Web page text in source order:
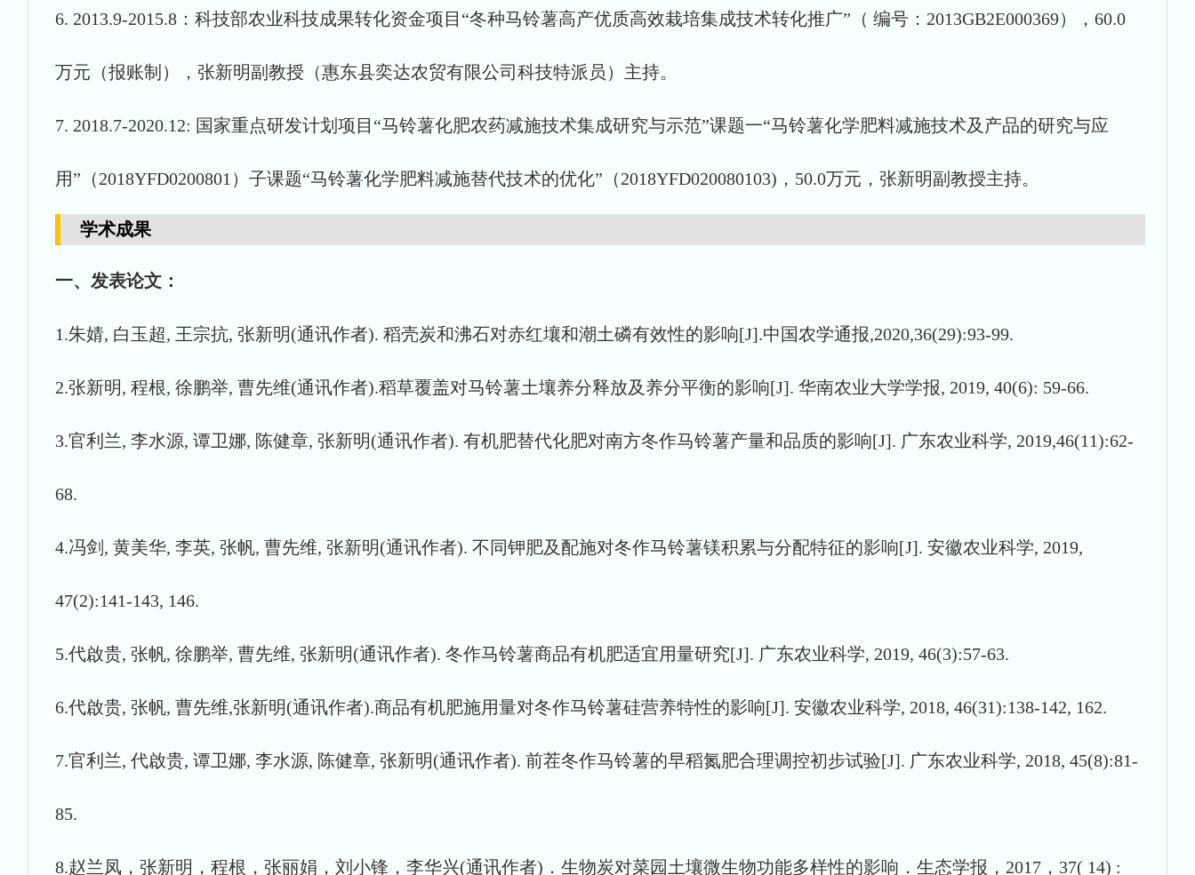
6. 2013.9-2015.8：科技部农业科技成果转化资金项目“冬种马铃薯高产优质高效栽培集成技术转化推广”（ 编号：2013GB2E000369），60.0
万元（报账制），张新明副教授（惠东县奕达农贸有限公司科技特派员）主持。
7. 2018.7-2020.12: 国家重点研发计划项目“马铃薯化肥农药减施技术集成研究与示范”课题一“马铃薯化学肥料减施技术及产品的研究与应
用”（2018YFD0200801）子课题“马铃薯化学肥料减施替代技术的优化”（2018YFD020080103)，50.0万元，张新明副教授主持。
学术成果
一、发表论文：
1.朱婧, 白玉超, 王宗抗, 张新明(通讯作者). 稻壳炭和沸石对赤红壤和潮土磷有效性的影响[J].中国农学通报,2020,36(29):93-99.
2.张新明, 程根, 徐鹏举, 曹先维(通讯作者).稻草覆盖对马铃薯土壤养分释放及养分平衡的影响[J]. 华南农业大学学报, 2019, 40(6): 59-66.
3.官利兰, 李水源, 谭卫娜, 陈健章, 张新明(通讯作者). 有机肥替代化肥对南方冬作马铃薯产量和品质的影响[J]. 广东农业科学, 2019,46(11):62-
68.
4.冯剑, 黄美华, 李英, 张帆, 曹先维, 张新明(通讯作者). 不同钾肥及配施对冬作马铃薯镁积累与分配特征的影响[J]. 安徽农业科学, 2019,
47(2):141-143, 146.
5.代啟贵, 张帆, 徐鹏举, 曹先维, 张新明(通讯作者). 冬作马铃薯商品有机肥适宜用量研究[J]. 广东农业科学, 2019, 46(3):57-63.
6.代啟贵, 张帆, 曹先维,张新明(通讯作者).商品有机肥施用量对冬作马铃薯硅营养特性的影响[J]. 安徽农业科学, 2018, 46(31):138-142, 162.
7.官利兰, 代啟贵, 谭卫娜, 李水源, 陈健章, 张新明(通讯作者). 前茬冬作马铃薯的早稻氮肥合理调控初步试验[J]. 广东农业科学, 2018, 45(8):81-
85.
8.赵兰凤，张新明，程根，张丽娟，刘小锋，李华兴(通讯作者)．生物炭对菜园土壤微生物功能多样性的影响．生态学报，2017，37( 14) :